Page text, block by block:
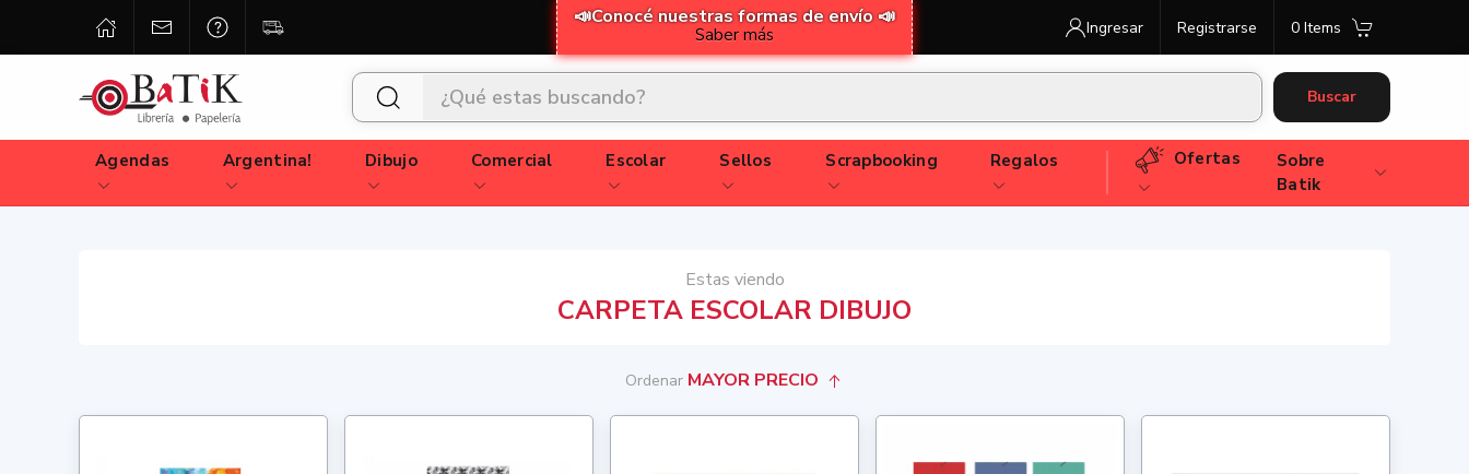
📣Conocé nuestras formas de envío 📣
Saber más Ingresar Registrarse 0 Items
Buscar
Agendas Argentina! Dibujo Comercial Escolar Sellos Scrapbooking Regalos Ofertas
Sobre
Batik
Estas viendo
CARPETA ESCOLAR DIBUJO
Ordenar MAYOR PRECIO